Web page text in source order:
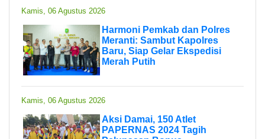
Kamis, 06 Agustus 2026
Harmoni Pemkab dan Polres
Meranti: Sambut Kapolres
Baru, Siap Gelar Ekspedisi
Merah Putih
Kamis, 06 Agustus 2026
Aksi Damai, 150 Atlet
PAPERNAS 2024 Tagih